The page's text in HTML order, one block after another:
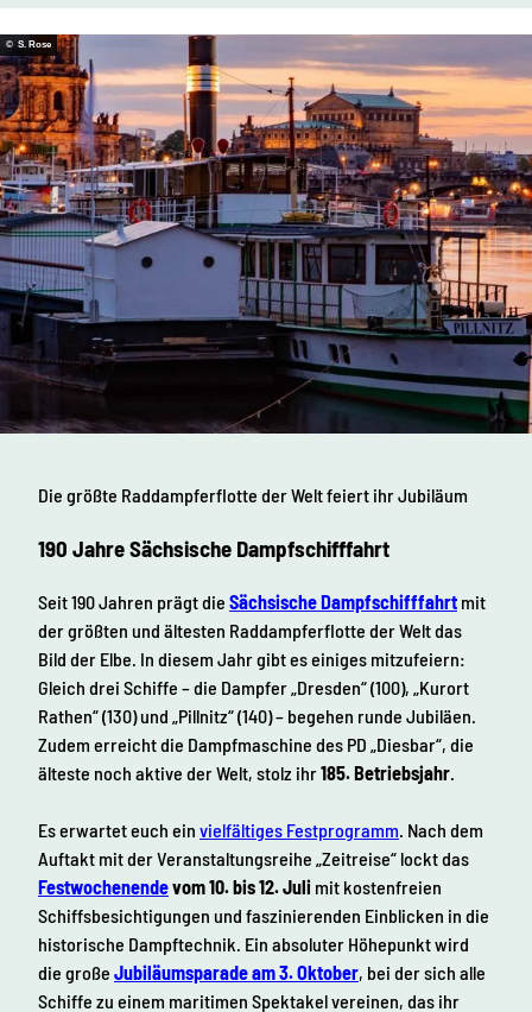
Die größte Raddampferflotte der Welt feiert ihr Jubiläum
190 Jahre Sächsische Dampfschifffahrt
Seit 190 Jahren prägt die Sächsische Dampfschifffahrt mit
der größten und ältesten Raddampferflotte der Welt das
Bild der Elbe. In diesem Jahr gibt es einiges mitzufeiern:
Gleich drei Schiffe – die Dampfer „Dresden“ (100), „Kurort
Rathen“ (130) und „Pillnitz“ (140) – begehen runde Jubiläen.
Zudem erreicht die Dampfmaschine des PD „Diesbar“, die
älteste noch aktive der Welt, stolz ihr185. Betriebsjahr.
Es erwartet euch ein vielfältiges Festprogramm. Nach dem
Auftakt mit der Veranstaltungsreihe „Zeitreise“ lockt das
Festwochenendevom 10. bis 12. Juli mit kostenfreien
Schiffsbesichtigungen und faszinierenden Einblicken in die
historische Dampftechnik. Ein absoluter Höhepunkt wird
die große Jubiläumsparade am 3. Oktober, bei der sich alle
Schiffe zu einem maritimen Spektakel vereinen, das ihr
© S. Rose